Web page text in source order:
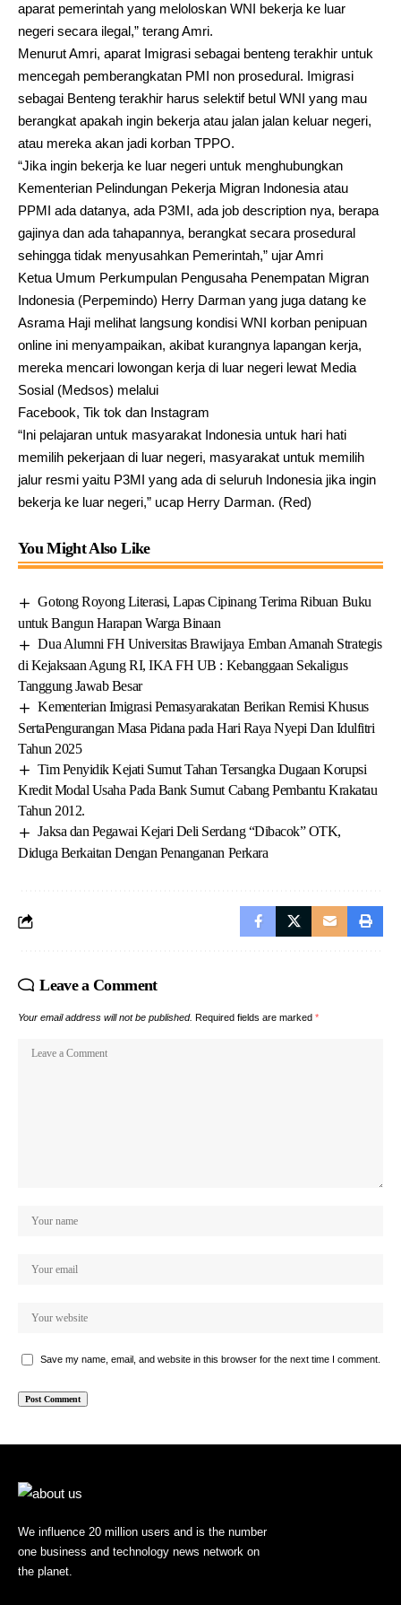
aparat pemerintah yang meloloskan WNI bekerja ke luar
negeri secara ilegal,” terang Amri.
Menurut Amri, aparat Imigrasi sebagai benteng terakhir untuk
mencegah pemberangkatan PMI non prosedural. Imigrasi
sebagai Benteng terakhir harus selektif betul WNI yang mau
berangkat apakah ingin bekerja atau jalan jalan keluar negeri,
atau mereka akan jadi korban TPPO.
“Jika ingin bekerja ke luar negeri untuk menghubungkan
Kementerian Pelindungan Pekerja Migran Indonesia atau
PPMI ada datanya, ada P3MI, ada job description nya, berapa
gajinya dan ada tahapannya, berangkat secara prosedural
sehingga tidak menyusahkan Pemerintah,” ujar Amri
Ketua Umum Perkumpulan Pengusaha Penempatan Migran
Indonesia (Perpemindo) Herry Darman yang juga datang ke
Asrama Haji melihat langsung kondisi WNI korban penipuan
online ini menyampaikan, akibat kurangnya lapangan kerja,
mereka mencari lowongan kerja di luar negeri lewat Media
Sosial (Medsos) melalui
Facebook, Tik tok dan Instagram
“Ini pelajaran untuk masyarakat Indonesia untuk hari hati
memilih pekerjaan di luar negeri, masyarakat untuk memilih
jalur resmi yaitu P3MI yang ada di seluruh Indonesia jika ingin
bekerja ke luar negeri,” ucap Herry Darman. (Red)
You Might Also Like
Gotong Royong Literasi, Lapas Cipinang Terima Ribuan Buku
untuk Bangun Harapan Warga Binaan
Dua Alumni FH Universitas Brawijaya Emban Amanah Strategis
di Kejaksaan Agung RI, IKA FH UB : Kebanggaan Sekaligus
Tanggung Jawab Besar
Kementerian Imigrasi Pemasyarakatan Berikan Remisi Khusus
SertaPengurangan Masa Pidana pada Hari Raya Nyepi Dan Idulfitri
Tahun 2025
Tim Penyidik Kejati Sumut Tahan Tersangka Dugaan Korupsi
Kredit Modal Usaha Pada Bank Sumut Cabang Pembantu Krakatau
Tahun 2012.
Jaksa dan Pegawai Kejari Deli Serdang “Dibacok” OTK,
Diduga Berkaitan Dengan Penanganan Perkara
Leave a Comment
Your email address will not be published. Required fields are marked *
Save my name, email, and website in this browser for the next time I comment.
We influence 20 million users and is the number
one business and technology news network on
the planet.